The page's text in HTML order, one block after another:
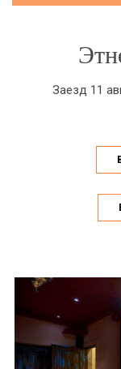
Заезд 11